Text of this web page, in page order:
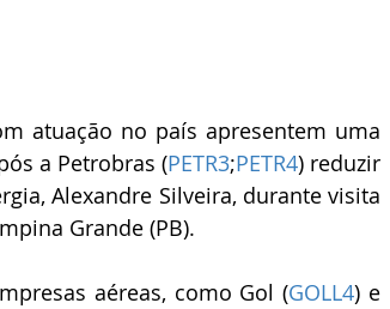
atuação no país apresentem uma
a Petrobras (PETR3;PETR4) reduzir
Alexandre Silveira, durante visita
Grande (PB).
aéreas, como Gol (GOLL4) e